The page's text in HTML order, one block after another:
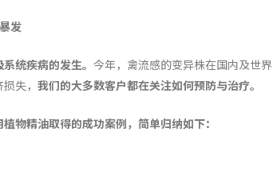
发
统疾病的发生。 今年，禽流感的变异株在国内及世界
失， 我们的大多数客户都在关注如何预防与治疗。
植物精油取得的成功案例， 简单归纳如下：